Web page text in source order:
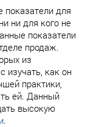
показатели для
ни для кого не
показатели
продаж.
из
изучать, как он
практики,
ей. Данный
высокую
.